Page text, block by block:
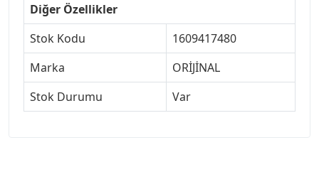
Diğer Özellikler
Stok Kodu
1609417480
Marka
ORİJİNAL
Stok Durumu
Var